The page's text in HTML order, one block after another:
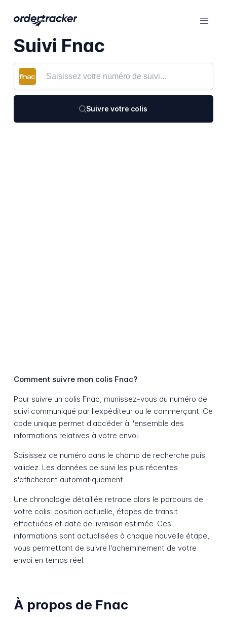
Suivi Fnac
Suivre votre colis
Comment suivre mon colis Fnac?
Pour suivre un colis Fnac, munissez-vous du numéro de
suivi communiqué par l'expéditeur ou le commerçant. Ce
code unique permet d'accéder à l'ensemble des
informations relatives à votre envoi.
Saisissez ce numéro dans le champ de recherche puis
validez. Les données de suivi les plus récentes
s'afficheront automatiquement.
Une chronologie détaillée retrace alors le parcours de
votre colis: position actuelle, étapes de transit
effectuées et date de livraison estimée. Ces
informations sont actualisées à chaque nouvelle étape,
vous permettant de suivre l'acheminement de votre
envoi en temps réel.
À propos de Fnac